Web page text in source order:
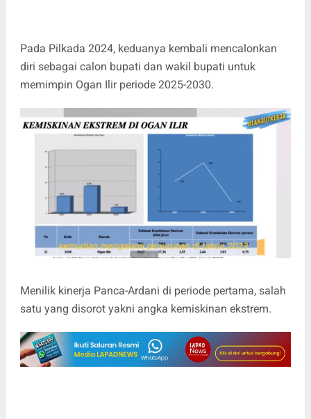
Pada Pilkada 2024, keduanya kembali mencalonkan
diri sebagai calon bupati dan wakil bupati untuk
memimpin Ogan Ilir periode 2025-2030.
Menilik kinerja Panca-Ardani di periode pertama, salah
satu yang disorot yakni angka kemiskinan ekstrem.